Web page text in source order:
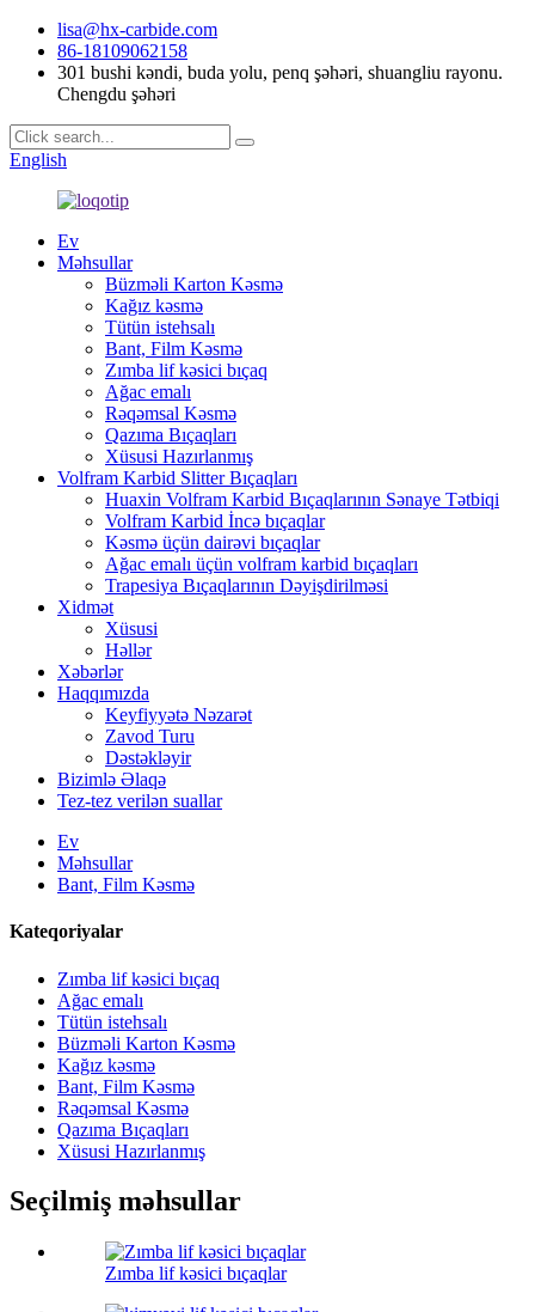
lisa@hx-carbide.com
86-18109062158
301 bushi kəndi, buda yolu, penq şəhəri, shuangliu rayonu.
Chengdu şəhəri
English
Ev
Məhsullar
Büzməli Karton Kəsmə
Kağız kəsmə
Tütün istehsalı
Bant, Film Kəsmə
Zımba lif kəsici bıçaq
Ağac emalı
Rəqəmsal Kəsmə
Qazıma Bıçaqları
Xüsusi Hazırlanmış
Volfram Karbid Slitter Bıçaqları
Huaxin Volfram Karbid Bıçaqlarının Sənaye Tətbiqi
Volfram Karbid İncə bıçaqlar
Kəsmə üçün dairəvi bıçaqlar
Ağac emalı üçün volfram karbid bıçaqları
Trapesiya Bıçaqlarının Dəyişdirilməsi
Xidmət
Xüsusi
Həllər
Xəbərlər
Haqqımızda
Keyfiyyətə Nəzarət
Zavod Turu
Dəstəkləyir
Bizimlə Əlaqə
Tez-tez verilən suallar
Ev
Məhsullar
Bant, Film Kəsmə
Kateqoriyalar
Zımba lif kəsici bıçaq
Ağac emalı
Tütün istehsalı
Büzməli Karton Kəsmə
Kağız kəsmə
Bant, Film Kəsmə
Rəqəmsal Kəsmə
Qazıma Bıçaqları
Xüsusi Hazırlanmış
Seçilmiş məhsullar
Zımba lif kəsici bıçaqlar